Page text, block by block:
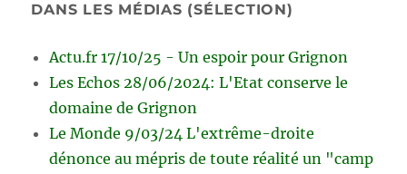
DANS LES MÉDIAS (SÉLECTION)
Actu.fr 17/10/25 - Un espoir pour Grignon
Les Echos 28/06/2024: L'Etat conserve le
domaine de Grignon
Le Monde 9/03/24 L'extrême-droite
dénonce au mépris de toute réalité un "camp